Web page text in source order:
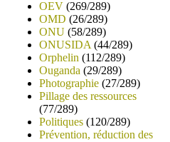
OEV (269/289)
OMD (26/289)
ONU (58/289)
ONUSIDA (44/289)
Orphelin (112/289)
Ouganda (29/289)
Photographie (27/289)
Pillage des ressources
(77/289)
Politiques (120/289)
Prévention, réduction des